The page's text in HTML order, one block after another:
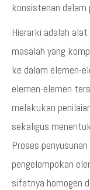
konsistenan dalam
Hierarki adalah
masalah yang
ke dalam elemen-
elemen-elemen
melakukan
sekaligus
Proses
pengelompokan
sifatnya homogen